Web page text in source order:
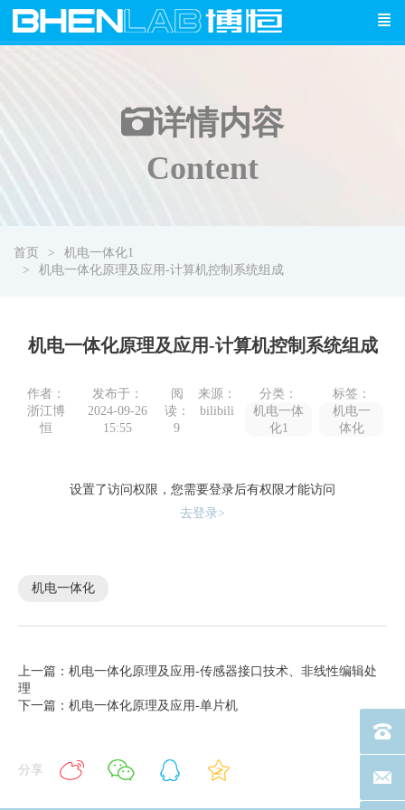
详情内容
Content
首页
机电一体化1
机电一体化原理及应用-计算机控制系统组成
机电一体化原理及应用-计算机控制系统组成
作者：
浙江博
恒
发布于：
2024-09-26
15:55
阅
读：
9
来源：
bilibili
分类：
机电一体
化1
标签：
机电一
体化
设置了访问权限，您需要登录后有权限才能访问
去登录>
机电一体化
上一篇：机电一体化原理及应用-传感器接口技术、非线性编辑处
理
下一篇：机电一体化原理及应用-单片机
分享
电话
联系